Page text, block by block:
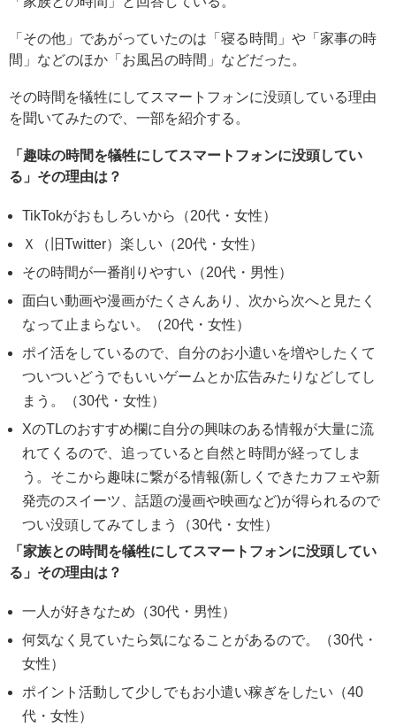
「その他」であがっていたのは「寝る時間」や「家事の時
間」などのほか「お風呂の時間」などだった。
その時間を犠牲にしてスマートフォンに没頭している理由
を聞いてみたので、一部を紹介する。
「趣味の時間を犠牲にしてスマートフォンに没頭してい
る」その理由は？
TikTokがおもしろいから（20代・女性）
Ｘ（旧Twitter）楽しい（20代・女性）
その時間が一番削りやすい（20代・男性）
面白い動画や漫画がたくさんあり、次から次へと見たく
なって止まらない。（20代・女性）
ポイ活をしているので、自分のお小遣いを増やしたくて
ついついどうでもいいゲームとか広告みたりなどしてし
まう。（30代・女性）
XのTLのおすすめ欄に自分の興味のある情報が大量に流
れてくるので、追っていると自然と時間が経ってしま
う。そこから趣味に繋がる情報(新しくできたカフェや新
発売のスイーツ、話題の漫画や映画など)が得られるので
つい没頭してみてしまう（30代・女性）
「家族との時間を犠牲にしてスマートフォンに没頭してい
る」その理由は？
一人が好きなため（30代・男性）
何気なく見ていたら気になることがあるので。（30代・
女性）
ポイント活動して少しでもお小遣い稼ぎをしたい（40
代・女性）